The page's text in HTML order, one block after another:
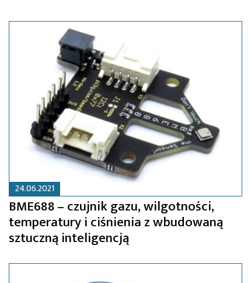
24.06.2021
BME688 – czujnik gazu, wilgotności,
temperatury i ciśnienia z wbudowaną
sztuczną inteligencją